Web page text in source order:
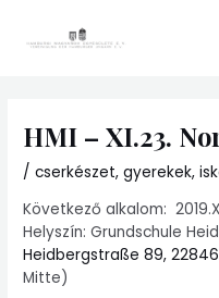
HMI – XI.23.
/cserkészet,gyerekek,
Következő alkalom:
Helyszín: Grundschule
Heidbergstraße 89,
Mitte)